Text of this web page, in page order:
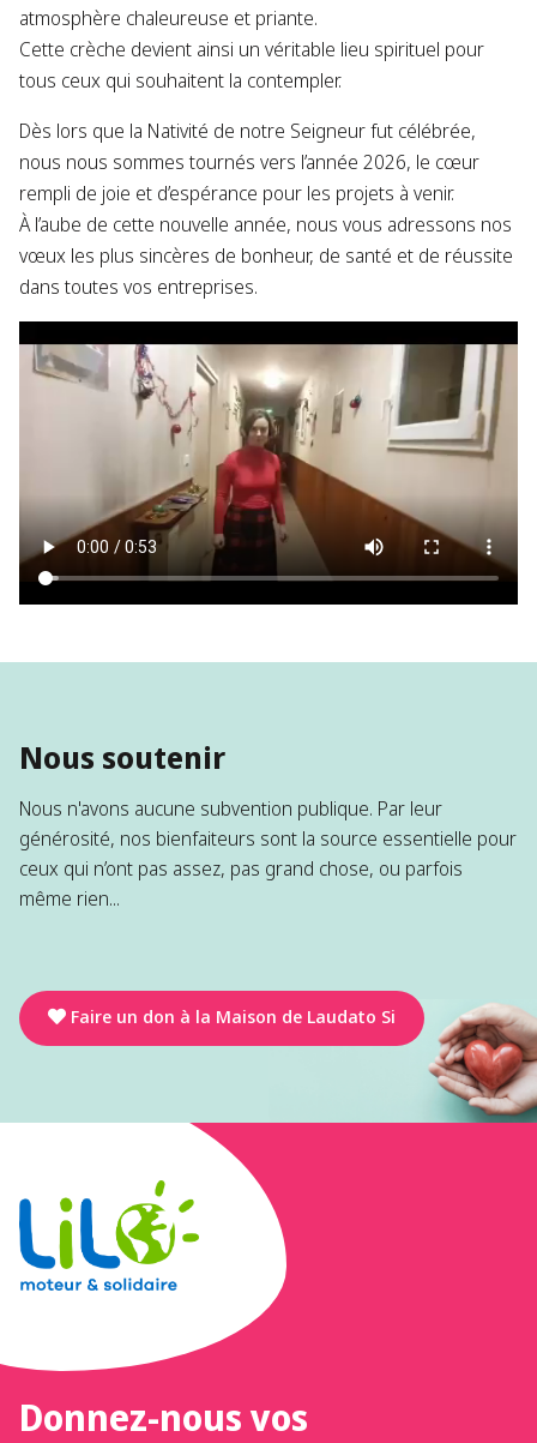
atmosphère chaleureuse et priante.
Cette crèche devient ainsi un véritable lieu spirituel pour
tous ceux qui souhaitent la contempler.
Dès lors que la Nativité de notre Seigneur fut célébrée,
nous nous sommes tournés vers l’année 2026, le cœur
rempli de joie et d’espérance pour les projets à venir.
À l’aube de cette nouvelle année, nous vous adressons nos
vœux les plus sincères de bonheur, de santé et de réussite
dans toutes vos entreprises.
Nous soutenir
Nous n'avons aucune subvention publique. Par leur
générosité, nos bienfaiteurs sont la source essentielle pour
ceux qui n’ont pas assez, pas grand chose, ou parfois
même rien...
Faire un don à la Maison de Laudato Si
Donnez-nous vos